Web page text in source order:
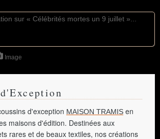
Image
d'exception MAISON TRAMIS en
maisons d'édition. Destinées aux
rares et de beaux textiles, nos créations